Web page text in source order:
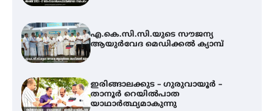
എ.കെ.സി.സി.യുടെ സൗജന്യ
ആയുർവേദ മെഡിക്കൽ ക്യാമ്പ്
ഇരിങ്ങാലക്കുട – ഗുരുവായൂർ –
താനൂർ റെയിൽപാത
യാഥാർത്ഥ്യമാകുന്നു